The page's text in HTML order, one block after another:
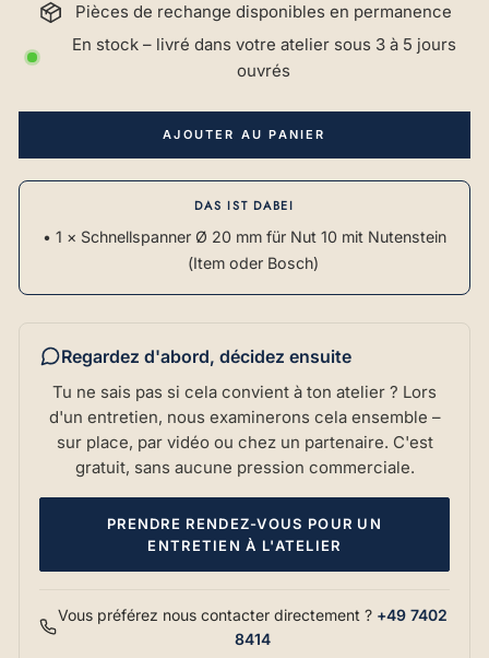
Pièces de rechange disponibles en permanence
En stock – livré dans votre atelier sous 3 à 5 jours
ouvrés
AJOUTER AU PANIER
DAS IST DABEI
• 1 × Schnellspanner Ø 20 mm für Nut 10 mit Nutenstein
(Item oder Bosch)
Regardez d'abord, décidez ensuite
Tu ne sais pas si cela convient à ton atelier ? Lors
d'un entretien, nous examinerons cela ensemble –
sur place, par vidéo ou chez un partenaire. C'est
gratuit, sans aucune pression commerciale.
PRENDRE RENDEZ-VOUS POUR UN
ENTRETIEN À L'ATELIER
Vous préférez nous contacter directement ? +49 7402
8414